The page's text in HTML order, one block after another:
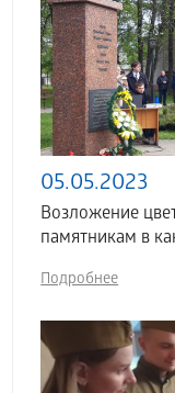
05.05.2023
Возложение
памятникам в
Подробнее